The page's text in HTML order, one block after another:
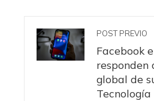
POST PREVIO
Facebook
responden
global de
Tecnología